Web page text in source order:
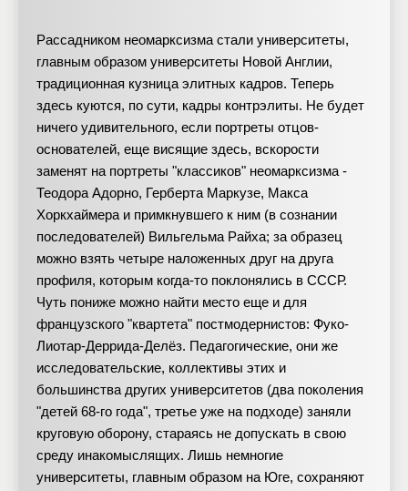
Рассадником неомарксизма стали университеты,
главным образом университеты Новой Англии,
традиционная кузница элитных кадров. Теперь
здесь куются, по сути, кадры контрэлиты. Не будет
ничего удивительного, если портреты отцов-
основателей, еще висящие здесь, вскорости
заменят на портреты "классиков" неомарксизма -
Теодора Адорно, Герберта Маркузе, Макса
Хоркхаймера и примкнувшего к ним (в сознании
последователей) Вильгельма Райха; за образец
можно взять четыре наложенных друг на друга
профиля, которым когда-то поклонялись в СССР.
Чуть пониже можно найти место еще и для
французского "квартета" постмодернистов: Фуко-
Лиотар-Деррида-Делёз. Педагогические, они же
исследовательские, коллективы этих и
большинства других университетов (два поколения
"детей 68-го года", третье уже на подходе) заняли
круговую оборону, стараясь не допускать в свою
среду инакомыслящих. Лишь немногие
университеты, главным образом на Юге, сохраняют